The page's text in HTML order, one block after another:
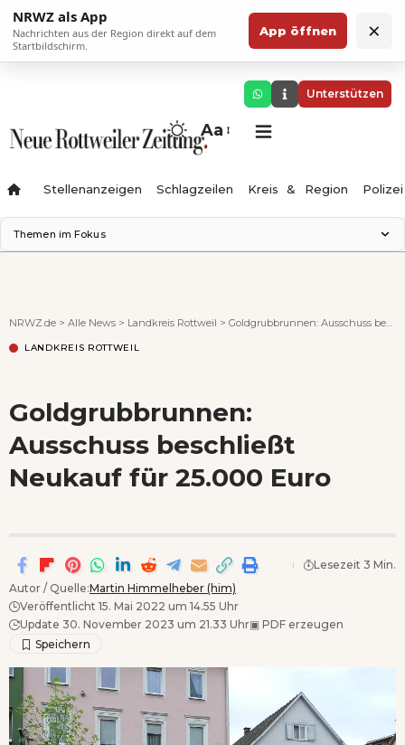
NRWZ als App
Nachrichten aus der Region direkt auf dem
Startbildschirm.
App öffnen ×
Unterstützen
Aa
Stellenanzeigen Schlagzeilen Kreis & Region Polizei
Themen im Fokus
Ferienzauber '26
Testturm
Wenn Orte erzählen ...
NRWZ.de > Alle News > Landkreis Rottweil > Goldgrubbrunnen: Ausschuss beschließt Neukauf für 25.000 Euro
LANDKREIS ROTTWEIL
Goldgrubbrunnen:
Ausschuss beschließt
Neukauf für 25.000 Euro
Autor / Quelle:Martin Himmelheber (him)
Veröffentlicht 15. Mai 2022 um 14.55 Uhr
Update 30. November 2023 um 21.33 Uhr▣ PDF erzeugen
Lesezeit 3 Min.